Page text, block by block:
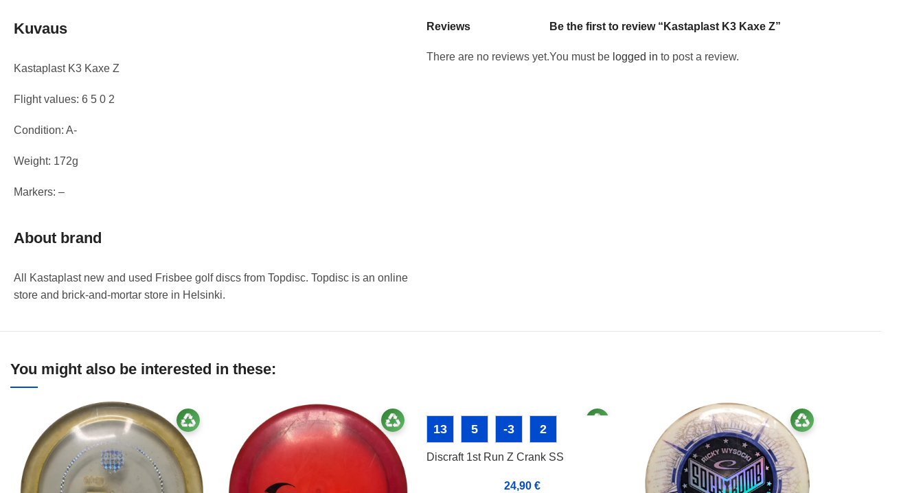
Kuvaus
Kastaplast K3 Kaxe Z
Flight values: 6 5 0 2
Condition: A-
Weight: 172g
Markers: –
About brand
All Kastaplast new and used Frisbee golf discs from Topdisc. Topdisc is an online
store and brick-and-mortar store in Helsinki.
Reviews
There are no reviews yet.
Be the first to review “Kastaplast K3 Kaxe Z”
You must be logged in to post a review.
You might also be interested in these:
13 5 -3 2
Discraft 1st Run Z Crank SS
24,90 €